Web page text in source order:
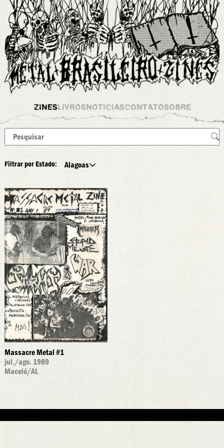
ZINESLIVROSNOTICIASCONTATOSOBRE
Filtrar por Estado: Alagoas
Massacre Metal #1
jul./ago. 1989
Maceió/AL